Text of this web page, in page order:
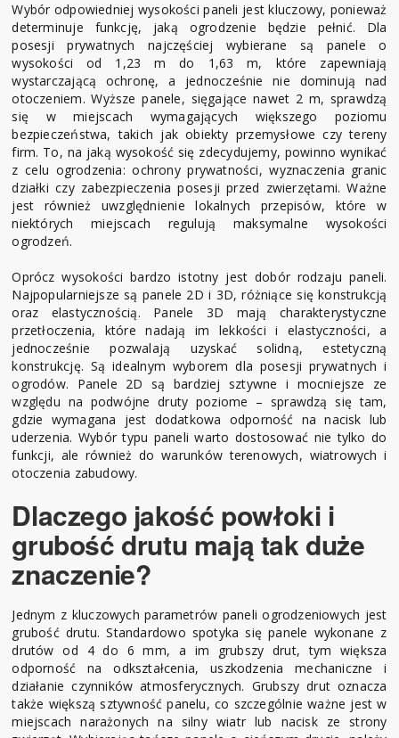
Wybór odpowiedniej wysokości paneli jest kluczowy, ponieważ
determinuje funkcję, jaką ogrodzenie będzie pełnić. Dla
posesji prywatnych najczęściej wybierane są panele o
wysokości od 1,23 m do 1,63 m, które zapewniają
wystarczającą ochronę, a jednocześnie nie dominują nad
otoczeniem. Wyższe panele, sięgające nawet 2 m, sprawdzą
się w miejscach wymagających większego poziomu
bezpieczeństwa, takich jak obiekty przemysłowe czy tereny
firm. To, na jaką wysokość się zdecydujemy, powinno wynikać
z celu ogrodzenia: ochrony prywatności, wyznaczenia granic
działki czy zabezpieczenia posesji przed zwierzętami. Ważne
jest również uwzględnienie lokalnych przepisów, które w
niektórych miejscach regulują maksymalne wysokości
ogrodzeń.
Oprócz wysokości bardzo istotny jest dobór rodzaju paneli.
Najpopularniejsze są panele 2D i 3D, różniące się konstrukcją
oraz elastycznością. Panele 3D mają charakterystyczne
przetłoczenia, które nadają im lekkości i elastyczności, a
jednocześnie pozwalają uzyskać solidną, estetyczną
konstrukcję. Są idealnym wyborem dla posesji prywatnych i
ogrodów. Panele 2D są bardziej sztywne i mocniejsze ze
względu na podwójne druty poziome – sprawdzą się tam,
gdzie wymagana jest dodatkowa odporność na nacisk lub
uderzenia. Wybór typu paneli warto dostosować nie tylko do
funkcji, ale również do warunków terenowych, wiatrowych i
otoczenia zabudowy.
Dlaczego jakość powłoki i
grubość drutu mają tak duże
znaczenie?
Jednym z kluczowych parametrów paneli ogrodzeniowych jest
grubość drutu. Standardowo spotyka się panele wykonane z
drutów od 4 do 6 mm, a im grubszy drut, tym większa
odporność na odkształcenia, uszkodzenia mechaniczne i
działanie czynników atmosferycznych. Grubszy drut oznacza
także większą sztywność panelu, co szczególnie ważne jest w
miejscach narażonych na silny wiatr lub nacisk ze strony